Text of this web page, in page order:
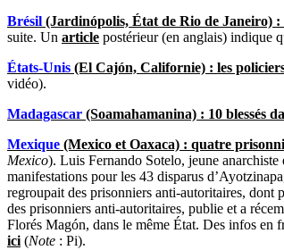
Brésil (Jardinópolis, État de Rio de Janeiro) :
suite. Un article postérieur (en anglais) indique
États-Unis (El Cajón, Californie) : les
vidéo).
Madagascar (Soamahamanina) : 10 blessés
Mexique (Mexico et Oaxaca) : quatre
Mexico). Luis Fernando Sotelo, jeune anarchiste
manifestations pour les 43 disparus
regroupait des prisonniers anti-autoritaires, dont
des prisonniers anti-autoritaires, publie et a
Florés Magón, dans le même État. Des infos en
ici(Note : Pi).